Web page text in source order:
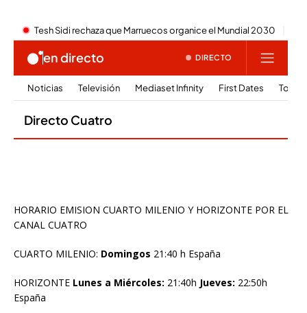
HORARIO EMISION CUARTO MILENIO Y HORIZONTE POR EL
CANAL CUATRO
CUARTO MILENIO: Domingos 21:40 h España
HORIZONTE Lunes a Miércoles: 21:40h Jueves: 22:50h
España